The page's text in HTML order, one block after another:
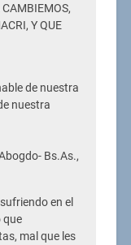
Y QUE
de nuestra
nuestra
Bs.As.,
en el
que
mal que les